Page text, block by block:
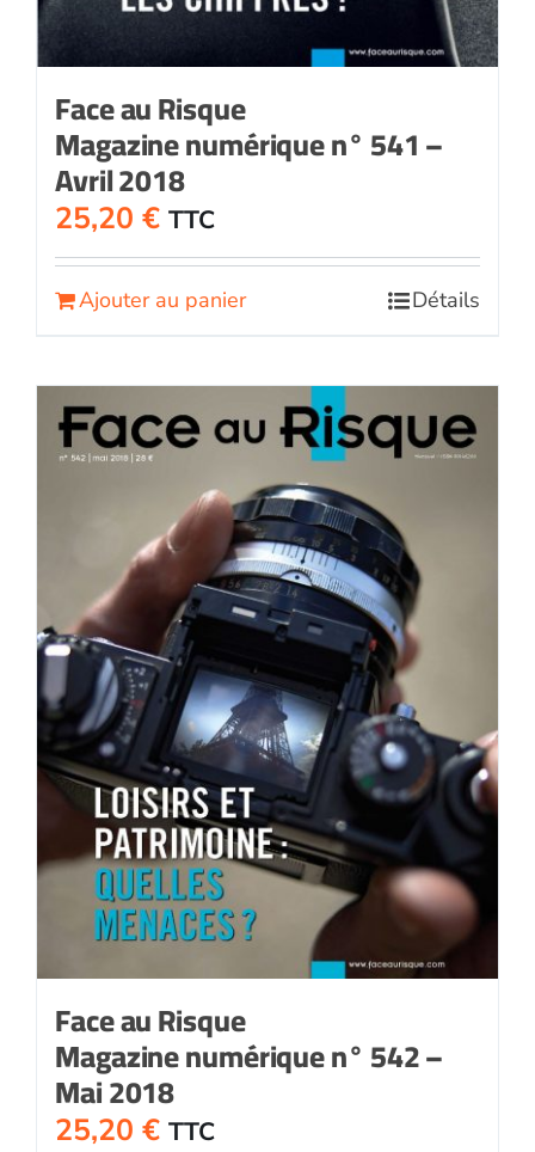
Face au Risque
Magazine numérique n° 541 –
Avril 2018
25,20 € TTC
Ajouter au panier Détails
Face au Risque
Magazine numérique n° 542 –
Mai 2018
25,20 € TTC